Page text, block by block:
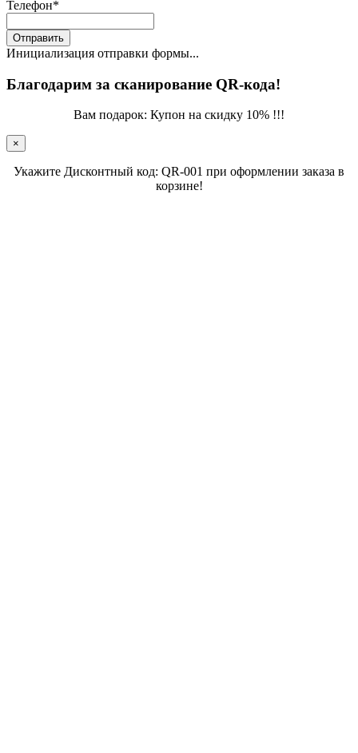
Телефон*
Отправить
Инициализация отправки формы...
Благодарим за сканирование QR-кода!
Вам подарок: Купон на скидку 10% !!!
×
Укажите Дисконтный код: QR-001 при оформлении заказа в
корзине!